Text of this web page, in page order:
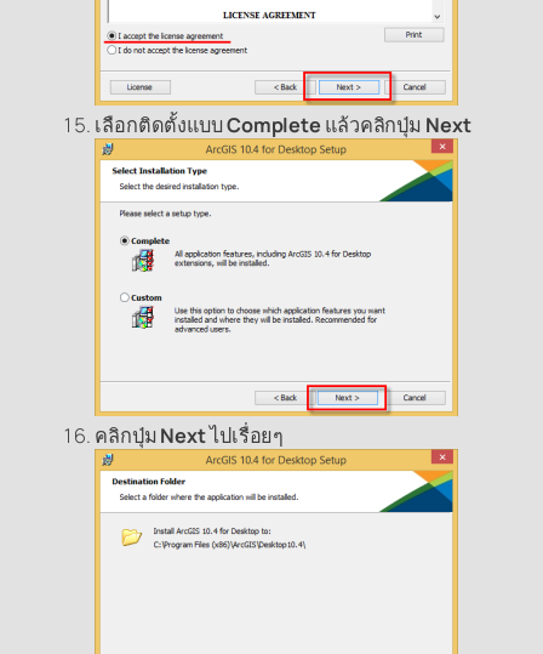
เลือกติดตั้งแบบComplete แล้วคลิกปุ่ม Next
คลิกปุ่ม Nextไปเรื่อยๆ